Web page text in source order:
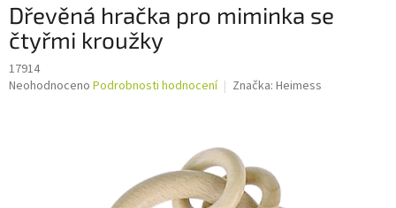
Dřevěná hračka pro miminka se
čtyřmi kroužky
17914
Průměrné
Neohodnoceno Podrobnosti hodnocení Značka: Heimess